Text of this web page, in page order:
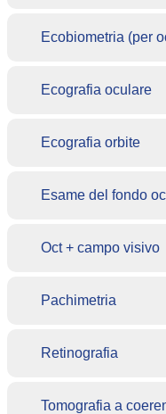
Ecobiometria (per
Ecografia oculare
Ecografia orbite
Esame del fondo
Oct + campo visivo
Pachimetria
Retinografia
Tomografia a